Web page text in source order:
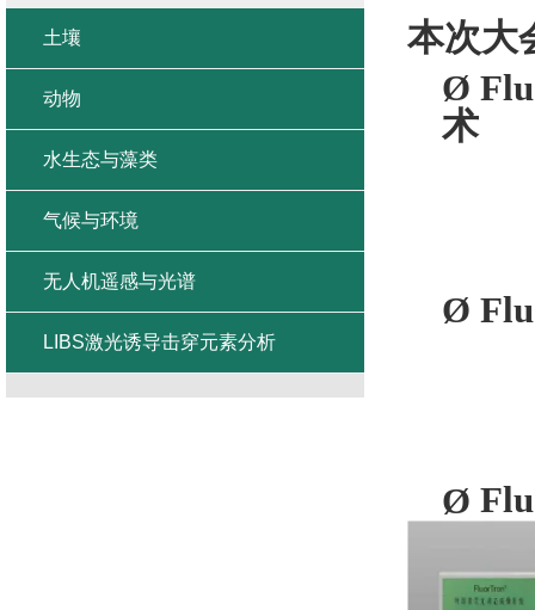
本次大
Ø
术
Ø
Ø
土壤
动物
水生态与藻类
气候与环境
无人机遥感与光谱
LIBS激光诱导击穿元素分析